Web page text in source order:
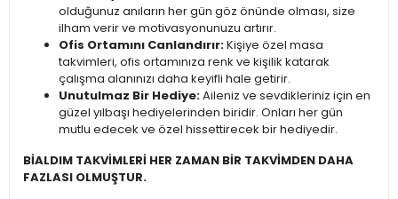
olduğunuz anıların her gün göz önünde olması, size
ilham verir ve motivasyonunuzu artırır.
Ofis Ortamını Canlandırır:Kişiye özel masa
takvimleri, ofis ortamınıza renk ve kişilik katarak
çalışma alanınızı daha keyifli hale getirir.
Unutulmaz Bir Hediye:Aileniz ve sevdikleriniz için en
güzel yılbaşı hediyelerinden biridir. Onları her gün
mutlu edecek ve özel hissettirecek bir hediyedir.
BİALDIM TAKVİMLERİ HER ZAMAN BİR TAKVİMDEN DAHA
FAZLASI OLMUŞTUR.